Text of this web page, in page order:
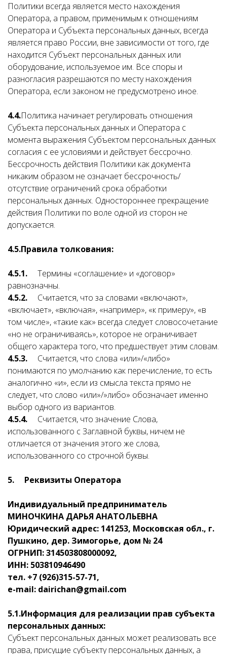
Политики всегда является место нахождения
Оператора, а правом, применимым к отношениям
Оператора и Субъекта персональных данных, всегда
является право России, вне зависимости от того, где
находится Субъект персональных данных или
оборудование, используемое им. Все споры и
разногласия разрешаются по месту нахождения
Оператора, если законом не предусмотрено иное.
4.4.Политика начинает регулировать отношения
Субъекта персональных данных и Оператора с
момента выражения Субъектом персональных данных
согласия с ее условиями и действует бессрочно.
Бессрочность действия Политики как документа
никаким образом не означает бессрочность/
отсутствие ограничений срока обработки
персональных данных. Одностороннее прекращение
действия Политики по воле одной из сторон не
допускается.
4.5.Правила толкования:
4.5.1. Термины «соглашение» и «договор»
равнозначны.
4.5.2. Считается, что за словами «включают»,
«включает», «включая», «например», «к примеру», «в
том числе», «такие как» всегда следует словосочетание
«но не ограничиваясь», которое не ограничивает
общего характера того, что предшествует этим словам.
4.5.3. Считается, что слова «или»/«либо»
понимаются по умолчанию как перечисление, то есть
аналогично «и», если из смысла текста прямо не
следует, что слово «или»/»либо» обозначает именно
выбор одного из вариантов.
4.5.4. Считается, что значение Слова,
использованного с Заглавной буквы, ничем не
отличается от значения этого же слова,
использованного со строчной буквы.
5. Реквизиты Оператора
Индивидуальный предприниматель
МИНОЧКИНА ДАРЬЯ АНАТОЛЬЕВНА
Юридический адрес: 141253, Московская обл., г.
Пушкино, дер. Зимогорье, дом № 24
ОГРНИП: 314503808000092,
ИНН: 503810946490
тел. +7 (926)315-57-71,
e-mail: dairichan@gmail.com
5.1.Информация для реализации прав субъекта
персональных данных:
Субъект персональных данных может реализовать все
права, присущие субъекту персональных данных, а